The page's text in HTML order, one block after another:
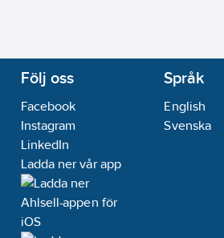
Följ oss
Facebook
Instagram
LinkedIn
Ladda ner vår app
Språk
English
Svenska